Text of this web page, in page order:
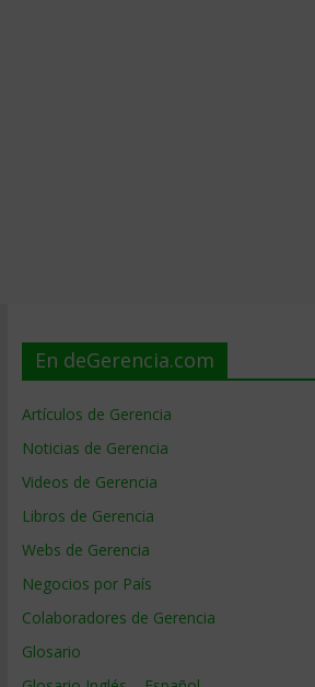
En deGerencia.com
Artículos de Gerencia
Noticias de Gerencia
Videos de Gerencia
Libros de Gerencia
Webs de Gerencia
Negocios por País
Colaboradores de Gerencia
Glosario